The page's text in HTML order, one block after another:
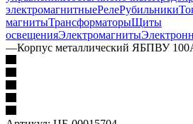
электромагнитныеРелеРубильники
магнитыТрансформаторыЩиты
освещенияЭлектромагниты
—Корпус металлический ЯБПВУ